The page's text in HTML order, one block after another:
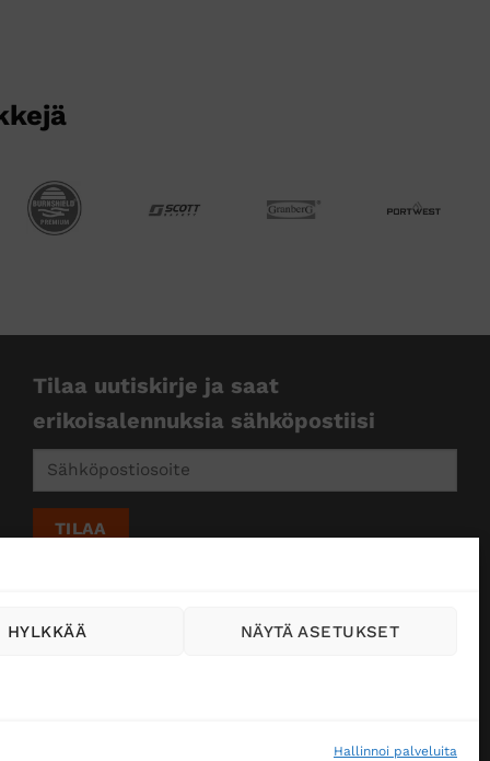
Hallinnoi palveluita
HYLKKÄÄ NÄYTÄ ASETUKSET
Tilaa uutiskirje ja saat
erikoisalennuksia sähköpostiisi